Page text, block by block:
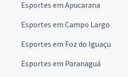
Esportes em Apucarana
Esportes em Campo Largo
Esportes em Foz do Iguaçu
Esportes em Paranaguá